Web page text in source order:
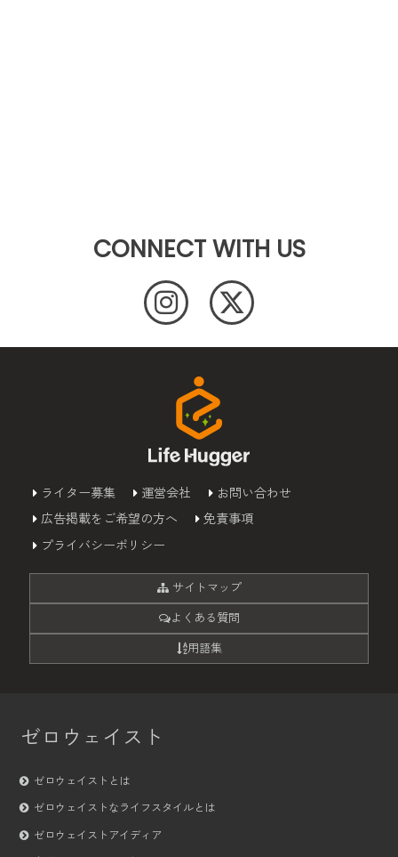
CONNECT WITH US
ライター募集 運営会社
お問い合わせ
広告掲載をご希望の方へ
免責事項
プライバシーポリシー
サイトマップ
よくある質問
用語集
ゼロウェイスト
ゼロウェイストとは
ゼロウェイストなライフスタイルとは
ゼロウェイストアイディア